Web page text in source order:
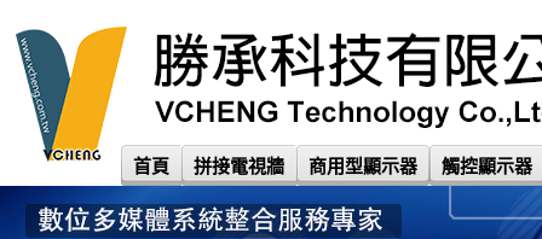
首頁 拼接電視牆 商用型顯示器 觸控顯示器